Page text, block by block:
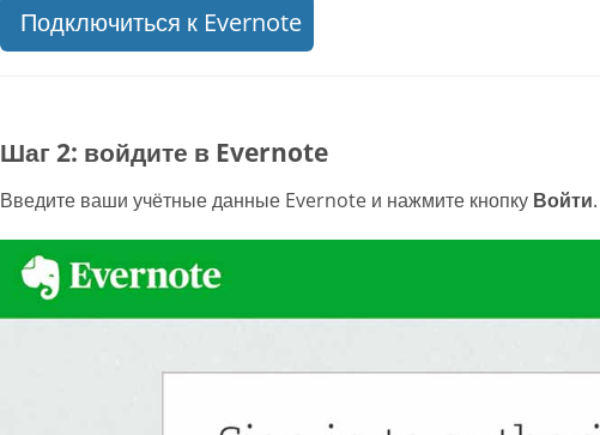
Подключиться к Evernote
Шаг 2: войдите в Evernote
Введите ваши учётные данные Evernote и нажмите кнопку Войти.